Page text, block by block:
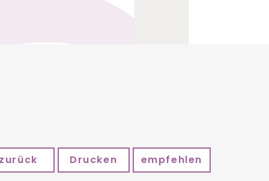
zurück Drucken empfehlen